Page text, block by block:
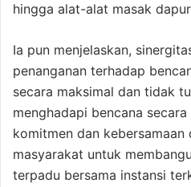
hingga alat-alat masak
Ia pun menjelaskan,
penanganan terhadap
secara maksimal dan tidak
menghadapi bencana
komitmen dan kebersamaan
masyarakat untuk
terpadu bersama instansi